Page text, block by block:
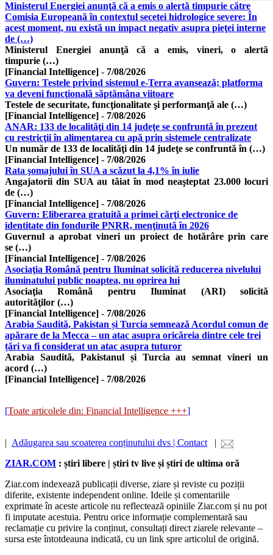
Ministerul Energiei anunţă că a emis o alertă timpurie către
Comisia Europeană în contextul secetei hidrologice severe: În
acest moment, nu există un impact negativ asupra pieţei interne
de (…)
Ministerul Energiei anunţă că a emis, vineri, o alertă
timpurie (…)
[Financial Intelligence] - 7/08/2026
Guvern: Testele privind sistemul e-Terra avansează; platforma
va deveni funcţională săptămâna viitoare
Testele de securitate, funcţionalitate şi performanţă ale (…)
[Financial Intelligence] - 7/08/2026
ANAR: 133 de localităţi din 14 judeţe se confruntă în prezent
cu restricţii în alimentarea cu apă prin sistemele centralizate
Un număr de 133 de localităţi din 14 judeţe se confruntă în (…)
[Financial Intelligence] - 7/08/2026
Rata şomajului în SUA a scăzut la 4,1% în iulie
Angajatorii din SUA au tăiat în mod neaşteptat 23.000 locuri
de (…)
[Financial Intelligence] - 7/08/2026
Guvern: Eliberarea gratuită a primei cărţi electronice de
identitate din fondurile PNRR, menţinută în 2026
Guvernul a aprobat vineri un proiect de hotărâre prin care
se (…)
[Financial Intelligence] - 7/08/2026
Asociaţia Română pentru Iluminat solicită reducerea nivelului
iluminatului public noaptea, nu oprirea lui
Asociaţia Română pentru Iluminat (ARI) solicită
autorităţilor (…)
[Financial Intelligence] - 7/08/2026
Arabia Saudită, Pakistan și Turcia semnează Acordul comun de
apărare de la Mecca – un atac asupra oricăreia dintre cele trei
țări va fi considerat un atac asupra tuturor
Arabia Saudită, Pakistanul și Turcia au semnat vineri un
acord (…)
[Financial Intelligence] - 7/08/2026
[Toate articolele din: Financial Intelligence +++]
| Adăugarea sau scoaterea conținutului dvs | Contact |
ZIAR.COM : știri libere | știri tv live și știri de ultima oră
Ziar.com indexează publicații diverse, ziare și reviste cu poziții
diferite, existente independent online. Ideile și comentariile
exprimate în aceste articole nu reflectează opiniile Ziar.com și nu pot
fi imputate acestuia. Pentru orice informație complementară sau
reclamație cu privire la conținut, consultați direct ziarele relevante –
sursa este întotdeauna indicată, cu un link spre articolul de origină.